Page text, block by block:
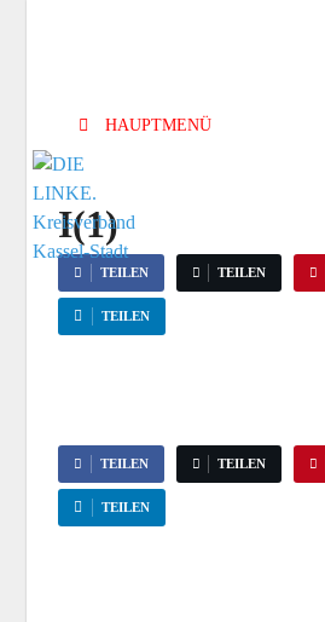
Kassel-
HAUPTMENÜ
I(1)
TEILEN TEILEN
TEILEN
TEILEN TEILEN
TEILEN